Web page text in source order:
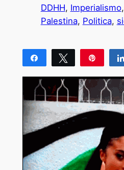
DDHH, Imperialismo,
Palestina, Politica,
Compartir Twittear